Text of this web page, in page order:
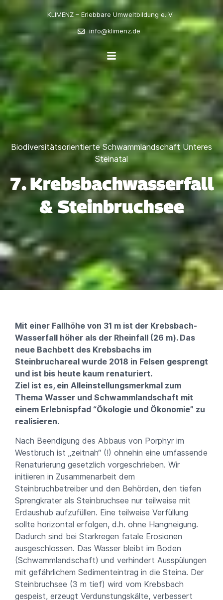
KLIMENZ – Erlebbare Umweltbildung e. V.
info@klimenz.de
Biodiversitätsorientierte Schwammlandschaft Unteres
Steinatal
7. Krebsbachwasserfall
& Steinbruchsee
Mit einer Fallhöhe von 31 m ist der Krebsbach-
Wasserfall höher als der Rheinfall (26 m). Das
neue Bachbett des Krebsbachs im
Steinbruchareal wurde 2018 in Felsen gesprengt
und ist bis heute kaum renaturiert.
Ziel ist es, ein Alleinstellungsmerkmal zum
Thema Wasser und Schwammlandschaft mit
einem Erlebnispfad “Ökologie und Ökonomie” zu
realisieren.
Nach Beendigung des Abbaus von Porphyr im
Westbruch ist „zeitnah“ (!) ohnehin eine umfassende
Renaturierung gesetzlich vorgeschrieben. Wir
initiieren in Zusammenarbeit dem
Steinbruchbetreiber und den Behörden, den tiefen
Sprengkrater als Steinbruchsee nur teilweise mit
Erdaushub aufzufüllen. Eine teilweise Verfüllung
sollte horizontal erfolgen, d.h. ohne Hangneigung.
Dadurch sind bei Starkregen fatale Erosionen
ausgeschlossen. Das Wasser bleibt im Boden
(Schwammlandschaft) und verhindert Ausspülungen
mit gefährlichem Sedimenteintrag in die Steina. Der
Steinbruchsee (3 m tief) wird vom Krebsbach
gespeist, erzeugt Verdunstungskälte, verbessert